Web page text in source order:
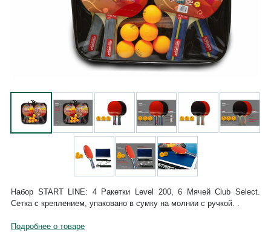
Набор START LINE: 4 Ракетки Level 200, 6 Мячей Club Select.
Сетка с креплением, упаковано в сумку на молнии с ручкой. .
Подробнее о товаре